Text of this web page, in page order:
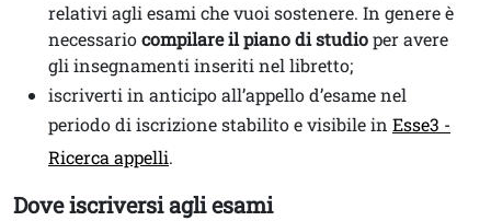
relativi agli esami che vuoi sostenere. In genere è
necessariocompilare il piano di studioper avere
gli insegnamenti inseriti nel libretto;
iscriverti in anticipo all’appello d’esame nel
periodo di iscrizione stabilito e visibile in Esse3 -
Ricerca appelli.
Dove iscriversi agli esami